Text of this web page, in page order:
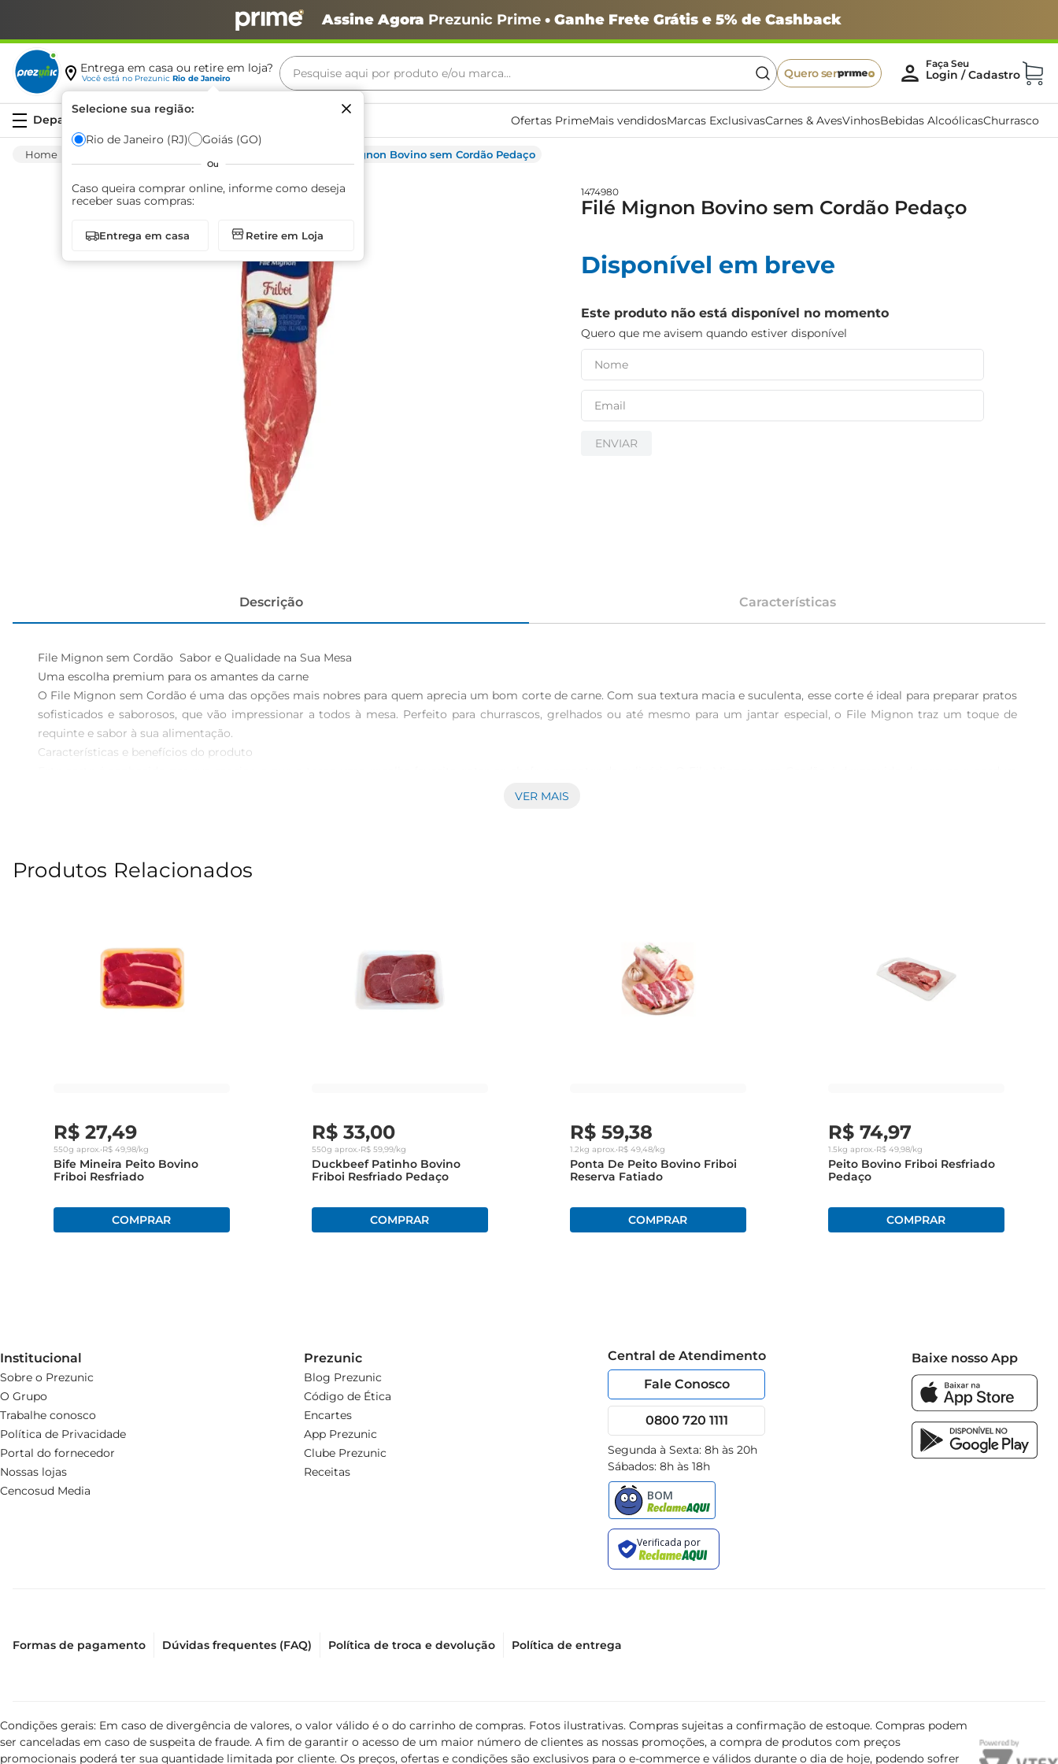
Assine Agora Prezunic Prime• Ganhe Frete Grátis e 5% de Cashback
Entrega em casa ou retire em loja?
Você está no Prezunic Rio de Janeiro
Selecione sua região:
Rio de Janeiro (RJ) Goiás (GO)
Ou
Caso queira comprar online, informe como deseja
receber suas compras:
Entrega em casa Retire em Loja
Pesquise aqui por produto e/ou marca...
Quero ser
Ofertas PrimeMais vendidosMarcas ExclusivasCarnes & AvesVinhosBebidas AlcoólicasChurrasco
Filé Mignon Bovino sem Cordão Pedaço
1474980
Filé Mignon Bovino sem Cordão Pedaço
Disponível em breve
Este produto não está disponível no momento
Quero que me avisem quando estiver disponível
ENVIAR
Descrição Características
File Mignon sem Cordão  Sabor e Qualidade na Sua Mesa
Uma escolha premium para os amantes da carne
O File Mignon sem Cordão é uma das opções mais nobres para quem aprecia um bom corte de carne. Com sua textura macia e suculenta, esse corte é ideal para preparar pratos
sofisticados e saborosos, que vão impressionar a todos à mesa. Perfeito para churrascos, grelhados ou até mesmo para um jantar especial, o File Mignon traz um toque de
requinte e sabor à sua alimentação.
Características e benefícios do produto
excessiva, garantindo uma experiência gastronômica mais agradável. Além disso, sua versatilidade permite que ele seja preparado de diversas formas, seja grelhado, assado ou na
cozimento em temperatura mais baixa, pode resultar em umacarne perfeitamente suculenta. Sirva acompanhado de um molho de sua preferência ou com legumes grelhados
família ou até mesmo para um almoço mais elaboradodurante o final de semana. A qualidade da carne é garantida, proporcionando uma experiência gastronômica que valoriza o
que há de melhor na culinária.
VER MAIS
Produtos Relacionados
R$ 27,49
550g aprox.•R$ 49,98/kg
Bife Mineira Peito Bovino
Friboi Resfriado
R$ 33,00
550g aprox.•R$ 59,99/kg
Duckbeef Patinho Bovino
Friboi Resfriado Pedaço
R$ 59,38
1.2kg aprox.•R$ 49,48/kg
Ponta De Peito Bovino Friboi
Reserva Fatiado
R$ 74,97
1.5kg aprox.•R$ 49,98/kg
Peito Bovino Friboi Resfriado
Pedaço
Institucional
Sobre o Prezunic
O Grupo
Trabalhe conosco
Política de Privacidade
Portal do fornecedor
Nossas lojas
Cencosud Media
Prezunic
Blog Prezunic
Código de Ética
Encartes
App Prezunic
Clube Prezunic
Receitas
Central de Atendimento
Fale Conosco
0800 720 1111
Segunda à Sexta: 8h às 20h
Sábados: 8h às 18h
Baixe nosso App
Formas de pagamento Dúvidas frequentes (FAQ) Política de troca e devolução Política de entrega
Condições gerais: Em caso de divergência de valores, o valor válido é o do carrinho de compras. Fotos ilustrativas. Compras sujeitas a confirmação de estoque. Compras podem
ser canceladas em caso de suspeita de fraude. A fim de garantir o acesso de um maior número de clientes as nossas promoções, a compra de produtos com preços
promocionais poderá ter sua quantidade limitada por cliente. Os preços, ofertas e condições são exclusivos para o e-commerce e válidos durante o dia de hoje, podendo sofrer
Termos mais buscados
café
arroz
biscoito
azeite
iogurte
papel higiênico
cerveja